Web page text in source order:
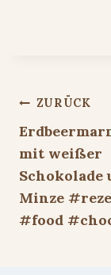
ZURÜCK
mit weißer
Schokolade
Minze
#food